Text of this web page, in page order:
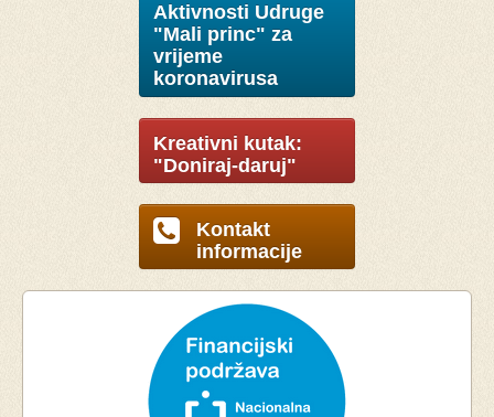
Aktivnosti Udruge
"Mali princ" za
vrijeme
koronavirusa
Kreativni kutak:
"Doniraj-daruj"
Kontakt
informacije